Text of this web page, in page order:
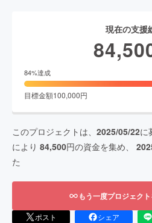
現在の支援
84%達成
目標金額100,000円
このプロジェクトは、 2025/05/22に
により 84,500円の資金を集め、
た
もう一度プロジェク
ポスト シェア